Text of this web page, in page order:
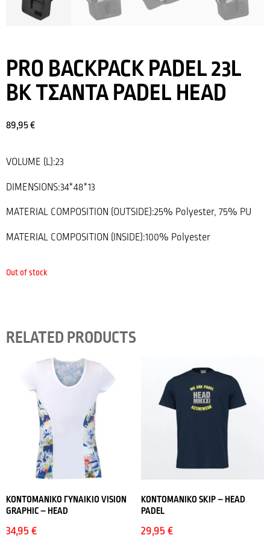
PRO BACKPACK PADEL 23L
BK ΤΣΑΝΤΑ PADEL HEAD
89,95€
VOLUME (L):23
DIMENSIONS:34*48*13
MATERIAL COMPOSITION (OUTSIDE):25% Polyester, 75% PU
MATERIAL COMPOSITION (INSIDE):100% Polyester
Out of stock
RELATED PRODUCTS
ΚΟΝΤΟΜΑΝΙΚΟ ΓΥΝΑΙΚΙΟ VISION
GRAPHIC – HEAD
34,95€
ΚΟΝΤΟΜΑΝΙΚΟ SKIP – HEAD
PADEL
29,95€